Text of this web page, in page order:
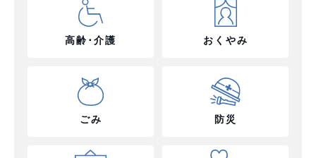
高齢･介護 おくやみ
ごみ 防災